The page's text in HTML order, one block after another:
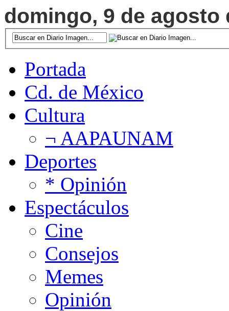
domingo, 9 de agosto
Portada
Cd. de México
Cultura
¬ AAPAUNAM
Deportes
* Opinión
Espectáculos
Cine
Consejos
Memes
Opinión